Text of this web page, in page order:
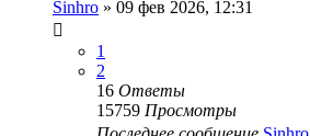
Sinhro » 09 фев 2026, 12:31
1
2
16 Ответы
15759 Просмотры